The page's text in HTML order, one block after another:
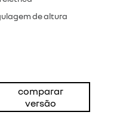
de altura
comparar
versão